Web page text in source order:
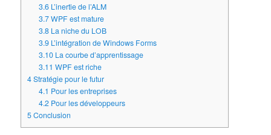
3.6L’inertie de l’ALM
3.7WPF est mature
3.8La niche du LOB
3.9L’intégration de Windows Forms
3.10La courbe d’apprentissage
3.11 WPF est riche
4Stratégie pour le futur
4.1 Pour les entreprises
4.2Pour les développeurs
5Conclusion